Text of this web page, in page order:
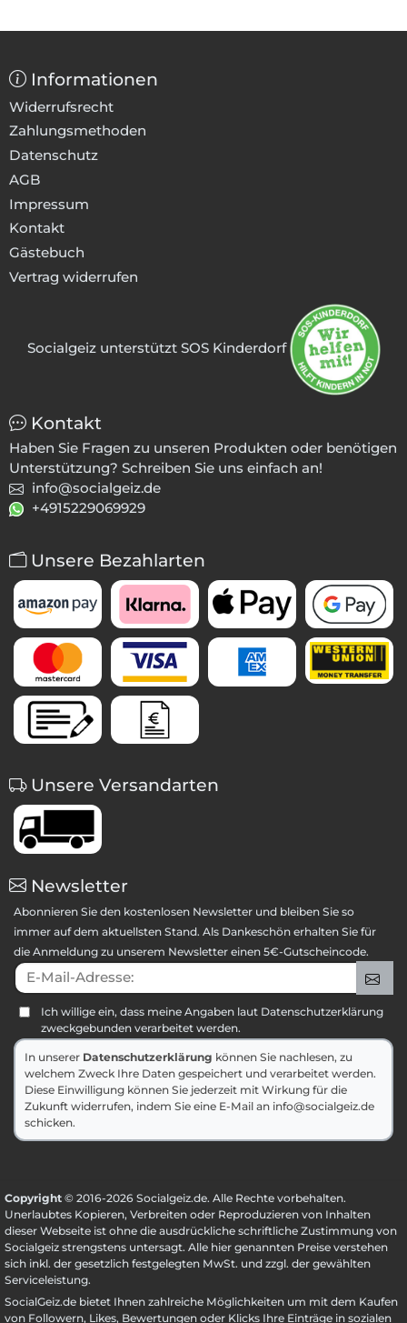
Informationen
Widerrufsrecht
Zahlungsmethoden
Datenschutz
AGB
Impressum
Kontakt
Gästebuch
Vertrag widerrufen
Socialgeiz unterstützt SOS Kinderdorf
Kontakt
Haben Sie Fragen zu unseren Produkten oder benötigen
Unterstützung? Schreiben Sie uns einfach an!
info@socialgeiz.de
+4915229069929
Unsere Bezahlarten
Unsere Versandarten
Newsletter
Abonnieren Sie den kostenlosen Newsletter und bleiben Sie so
immer auf dem aktuellsten Stand. Als Dankeschön erhalten Sie für
die Anmeldung zu unserem Newsletter einen 5€-Gutscheincode.
E-Mail-Adresse:
Ich willige ein, dass meine Angaben laut Datenschutzerklärung
zweckgebunden verarbeitet werden.
In unserer Datenschutzerklärung können Sie nachlesen, zu
welchem Zweck Ihre Daten gespeichert und verarbeitet werden.
Diese Einwilligung können Sie jederzeit mit Wirkung für die
Zukunft widerrufen, indem Sie eine E-Mail an info@socialgeiz.de
schicken.
Copyright © 2016-2026 Socialgeiz.de. Alle Rechte vorbehalten.
Unerlaubtes Kopieren, Verbreiten oder Reproduzieren von Inhalten
dieser Webseite ist ohne die ausdrückliche schriftliche Zustimmung von
Socialgeiz strengstens untersagt. Alle hier genannten Preise verstehen
sich inkl. der gesetzlich festgelegten MwSt. und zzgl. der gewählten
Serviceleistung.
SocialGeiz.de bietet Ihnen zahlreiche Möglichkeiten um mit dem Kaufen
von Followern, Likes, Bewertungen oder Klicks Ihre Einträge in sozialen